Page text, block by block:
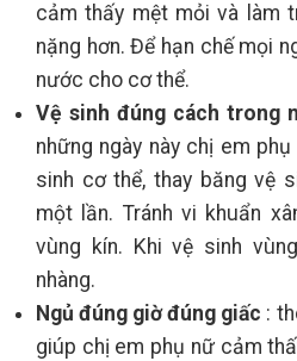
cảm thấy mệt mỏi và làm
nặng hơn. Để hạn chế mọi
nước cho cơ thể.
Vệ sinh đúng cách trong
những ngày này chị em
sinh cơ thể, thay băng vệ
một lần. Tránh vi khuẩn
vùng kín. Khi vệ sinh
nhàng.
Ngủ đúng giờ đúng giấc :
giúp chị em phụ nữ cảm